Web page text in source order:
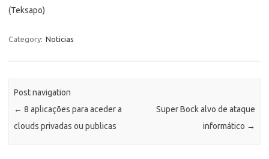
(Teksapo)
Category: Noticias
Post navigation
← 8 aplicações para aceder a
clouds privadas ou publicas
Super Bock alvo de ataque
informático →